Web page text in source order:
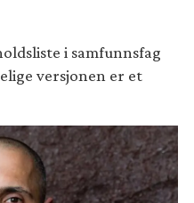
i samfunnsfag
versjonen er et